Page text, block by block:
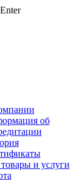
об
и услуги